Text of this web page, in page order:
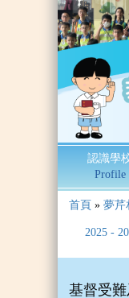
認識學
Profile
首頁 » 夢芹
2025 -
基督受